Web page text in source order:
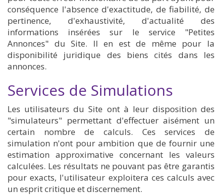
conséquence l'absence d'exactitude, de fiabilité, de
pertinence, d'exhaustivité, d'actualité des
informations insérées sur le service "Petites
Annonces" du Site. Il en est de même pour la
disponibilité juridique des biens cités dans les
annonces.
Services de Simulations
Les utilisateurs du Site ont à leur disposition des
"simulateurs" permettant d'effectuer aisément un
certain nombre de calculs. Ces services de
simulation n'ont pour ambition que de fournir une
estimation approximative concernant les valeurs
calculées. Les résultats ne pouvant pas être garantis
pour exacts, l'utilisateur exploitera ces calculs avec
un esprit critique et discernement.